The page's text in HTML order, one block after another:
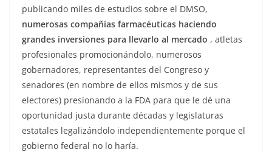
publicando miles de estudios sobre el DMSO,
numerosas compañías farmacéuticas haciendo
grandes inversiones para llevarlo al mercado , atletas
profesionales promocionándolo, numerosos
gobernadores, representantes del Congreso y
senadores (en nombre de ellos mismos y de sus
electores) presionando a la FDA para que le dé una
oportunidad justa durante décadas y legislaturas
estatales legalizándolo independientemente porque el
gobierno federal no lo haría.